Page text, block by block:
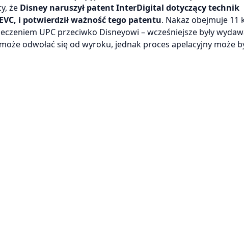
że Disney naruszył patent InterDigital dotyczący technik
i potwierdził ważność tego patentu. Nakaz obejmuje 11
UPC przeciwko Disneyowi – wcześniejsze były
odwołać się od wyroku, jednak proces apelacyjny może